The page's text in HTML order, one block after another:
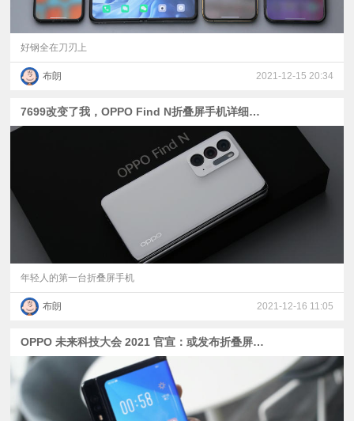
好钢全在刀刃上
布朗 2021-12-15 20:34
7699改变了我，OPPO Find N折叠屏手机详细评测
年轻人的第一台折叠屏手机
布朗 2021-12-16 11:05
OPPO 未来科技大会 2021 官宣：或发布折叠屏新机